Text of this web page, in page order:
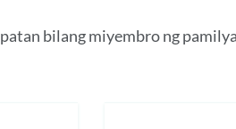
bilang miyembro ng